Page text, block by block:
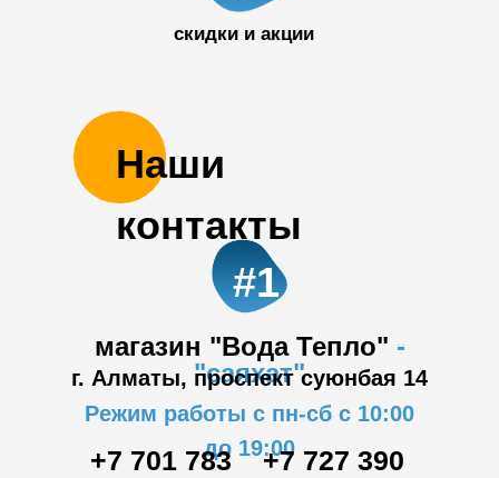
скидки и акции
Наши
контакты
магазин "Вода Тепло" -
"саяхат"
#1
г. Алматы, проспект суюнбая 14
Режим работы с пн-сб с 10:00
до 19:00
+7 701 783
+7 727 390